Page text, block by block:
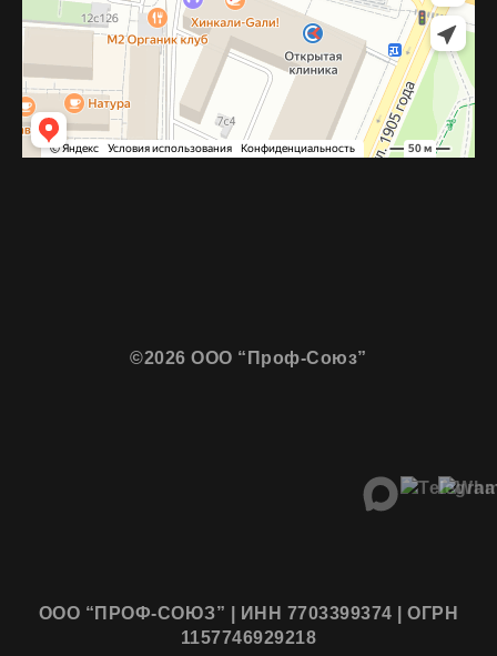
©2026 ООО “Проф-Союз”
ООО “ПРОФ-СОЮЗ” | ИНН 7703399374 | ОГРН
1157746929218